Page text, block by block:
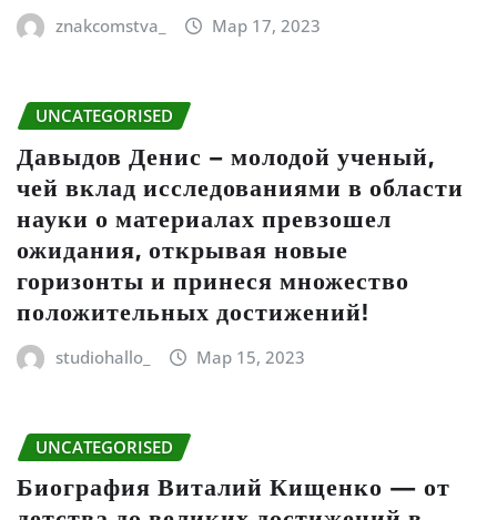
znakcomstva_ Мар 17, 2023
UNCATEGORISED
Давыдов Денис – молодой ученый,
чей вклад исследованиями в области
науки о материалах превзошел
ожидания, открывая новые
горизонты и принеся множество
положительных достижений!
studiohallo_ Мар 15, 2023
UNCATEGORISED
Биография Виталий Кищенко — от